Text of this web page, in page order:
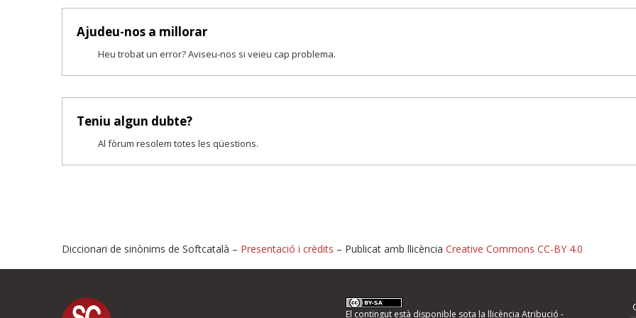
Ajudeu-nos a millorar
Heu trobat un error? Aviseu-nos si veieu cap problema.
Teniu algun dubte?
Al fòrum resolem totes les qüestions.
Proposeu-nos millores o informeu d'errors
Diccionari de sinònims de Softcatalà – Presentació i crèdits – Publicat amb llicència Creative Commons CC-BY 4.0
El contingut està disponible sota la llicència Atribució -